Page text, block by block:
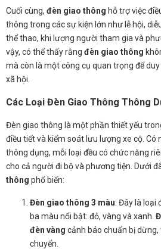
Cuối cùng, đèn giao thông hỗ trợ việc
thông trong các sự kiện lớn như lễ hội,
thể thao, khi lượng người tham gia và
vậy, có thể thấy rằng đèn giao thông
mà còn là một công cụ quan trọng để
xã hội.
Các Loại Đèn Giao Thông Thông
Đèn giao thông là một phần thiết yếu
điều tiết và kiểm soát lưu lượng xe cộ. Có
thông dụng, mỗi loại đều có chức năng
cho cả người đi bộ và phương tiện. Dưới
thông phổ biến:
Đèn giao thông 3 màu: Đây là loại
ba màu nổi bật: đỏ, vàng và xanh.
đèn vàng cảnh báo chuẩn bị dừng,
chuyển.